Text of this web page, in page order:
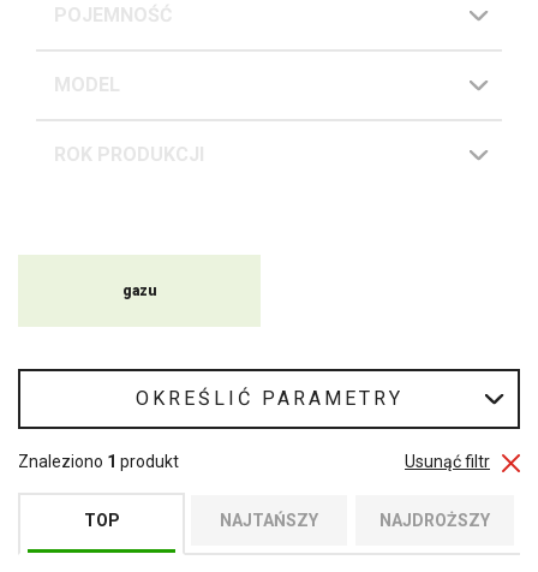
POJEMNOŚĆ
MODEL
ROK PRODUKCJI
gazu
OKREŚLIĆ PARAMETRY
Usunąć filtr
Znaleziono 1 produkt
TOP NAJTAŃSZY NAJDROŻSZY